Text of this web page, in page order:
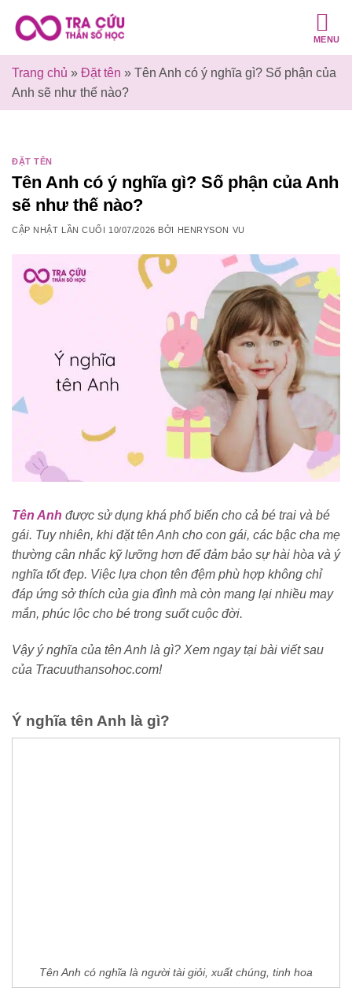
qua
dung
MENU
Trang chủ » Đặt tên » Tên Anh có ý nghĩa gì? Số phận của
Anh sẽ như thế nào?
ĐẶT TÊN
Tên Anh có ý nghĩa gì? Số phận của Anh
sẽ như thế nào?
CẬP NHẬT LẦN CUỐI 10/07/2026 BỞI HENRYSON VU
Tên Anh được sử dụng khá phổ biến cho cả bé trai và bé
gái. Tuy nhiên, khi đặt tên Anh cho con gái, các bậc cha mẹ
thường cân nhắc kỹ lưỡng hơn để đảm bảo sự hài hòa và ý
nghĩa tốt đẹp. Việc lựa chọn tên đệm phù hợp không chỉ
đáp ứng sở thích của gia đình mà còn mang lại nhiều may
mắn, phúc lộc cho bé trong suốt cuộc đời.
Vậy ý nghĩa của tên Anh là gì? Xem ngay tại bài viết sau
của Tracuuthansohoc.com!
Ý nghĩa tên Anh là gì?
Tên Anh có nghĩa là người tài giỏi, xuất chúng, tinh hoa